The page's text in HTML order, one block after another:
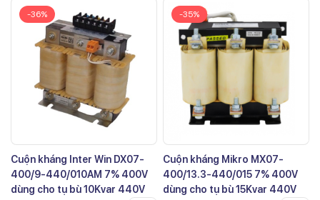
-36%
Cuộn kháng Inter Win DX07-
400/9-440/010AM 7% 400V
dùng cho tụ bù 10Kvar 440V
-35%
Cuộn kháng Mikro MX07-
400/13.3-440/015 7% 400V
dùng cho tụ bù 15Kvar 440V